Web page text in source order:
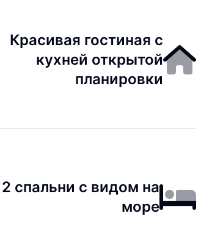
Красивая гостиная с
кухней открытой
планировки
2 спальни с видом на
море